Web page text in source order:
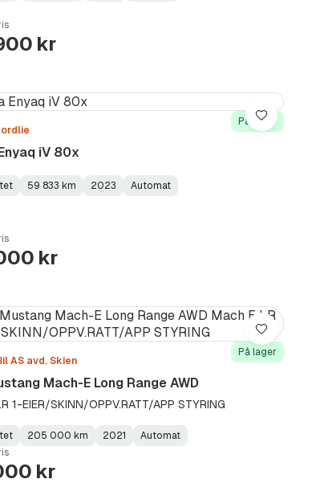
kr
På lager
iV 80x
:
59 833 km 2023 Automat
kr
Lagre
AS avd. Skien
På lager
Mach-E Long Range AWD
1-EIER/SKINN/OPPV.RATT/APP STYRING
:
205 000 km 2021
Automat
kr
Lagre